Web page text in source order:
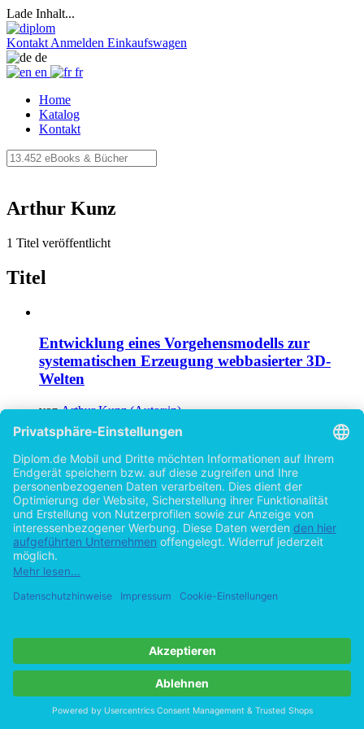
Lade Inhalt...
Kontakt Anmelden Einkaufswagen
de
en
fr
Home
Katalog
Kontakt
Arthur Kunz
1 Titel veröffentlicht
Titel
Entwicklung eines Vorgehensmodells zur
systematischen Erzeugung webbasierter 3D-
Welten
vonArthur Kunz (Autor:in)
©2009 Diplomarbeit
Hilfe/FAQ
Impressum
Datenschutz
AGB
Vertrag widerrufen
Zur Desktop-Version
Copyright ©Imprint in der Bedey & Thoms Media GmbH
byOpen Publishing